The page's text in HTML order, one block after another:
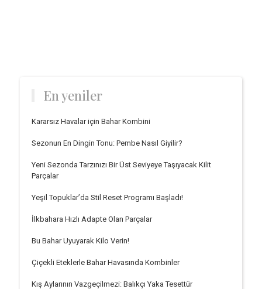
En yeniler
Kararsız Havalar için Bahar Kombini
Sezonun En Dingin Tonu: Pembe Nasıl Giyilir?
Yeni Sezonda Tarzınızı Bir Üst Seviyeye Taşıyacak Kilit
Parçalar
Yeşil Topuklar’da Stil Reset Programı Başladı!
İlkbahara Hızlı Adapte Olan Parçalar
Bu Bahar Uyuyarak Kilo Verin!
Çiçekli Eteklerle Bahar Havasında Kombinler
Kış Aylarının Vazgeçilmezi: Balıkçı Yaka Tesettür